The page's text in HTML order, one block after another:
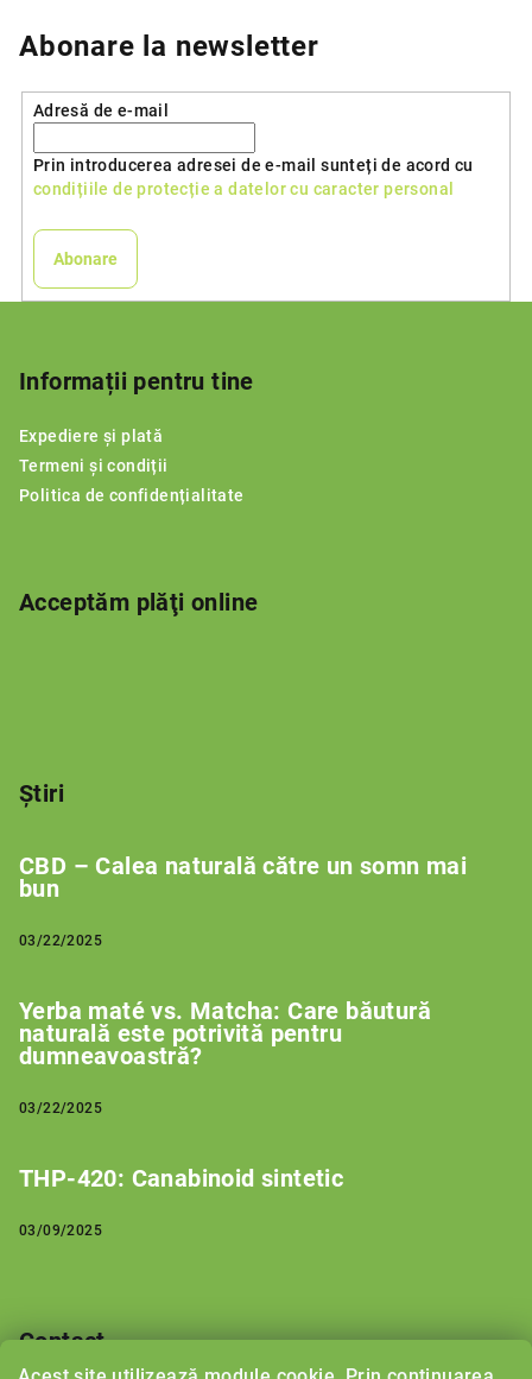
Abonare la newsletter
Adresă de e-mail
Prin introducerea adresei de e-mail sunteți de acord cu
condițiile de protecție a datelor cu caracter personal
Abonare
Informații pentru tine
Expediere și plată
Termeni și condiții
Politica de confidențialitate
Acceptăm plăţi online
Știri
CBD – Calea naturală către un somn mai
bun
03/22/2025
Yerba maté vs. Matcha: Care băutură
naturală este potrivită pentru
dumneavoastră?
03/22/2025
THP-420: Canabinoid sintetic
03/09/2025
Contact